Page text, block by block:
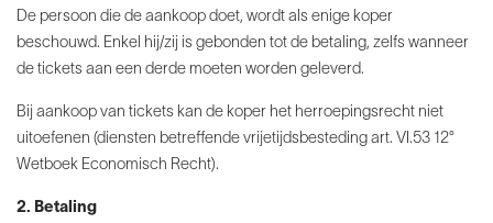
De persoon die de aankoop doet, wordt als enige koper
beschouwd. Enkel hij/zij is gebonden tot de betaling, zelfs wanneer
de tickets aan een derde moeten worden geleverd.
Bij aankoop van tickets kan de koper het herroepingsrecht niet
uitoefenen (diensten betreffende vrijetijdsbesteding art. VI.53 12°
Wetboek Economisch Recht).
2. Betaling